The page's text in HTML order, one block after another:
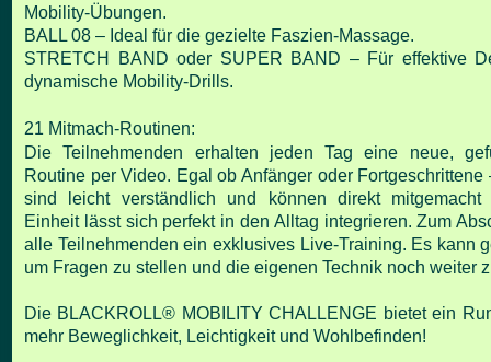
Mobility-Übungen.
BALL 08 – Ideal für die gezielte Faszien-Massage.
STRETCH BAND oder SUPER BAND – Für effektive
dynamische Mobility-Drills.
21 Mitmach-Routinen:
Die Teilnehmenden erhalten jeden Tag eine neue,
Routine per Video. Egal ob Anfänger oder Fortgeschrittene
sind leicht verständlich und können direkt mitgemacht
Einheit lässt sich perfekt in den Alltag integrieren.Zum
alle Teilnehmenden ein exklusives Live-Training. Es kann
um Fragen zu stellen und die eigenen Technik noch weiter
Die BLACKROLL® MOBILITY CHALLENGE bietet ein
mehr Beweglichkeit, Leichtigkeit und Wohlbefinden!